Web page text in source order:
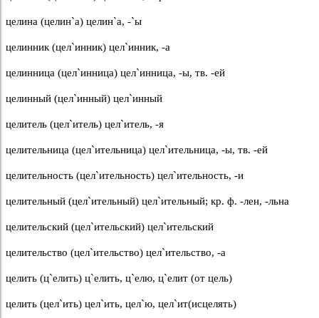
целина (целин`а) целин`а, -`ы
целинник (цел`инник) цел`инник, -а
целинница (цел`инница) цел`инница, -ы, тв. -ей
целинный (цел`инный) цел`инный
целитель (цел`итель) цел`итель, -я
целительница (цел`ительница) цел`ительница, -ы, тв. -ей
целительность (цел`ительность) цел`ительность, -и
целительный (цел`ительный) цел`ительный; кр. ф. -лен, -льна
целительский (цел`ительский) цел`ительский
целительство (цел`ительство) цел`ительство, -а
целить (ц`елить) ц`елить, ц`елю, ц`елит (от цель)
целить (цел`ить) цел`ить, цел`ю, цел`ит(исцелять)